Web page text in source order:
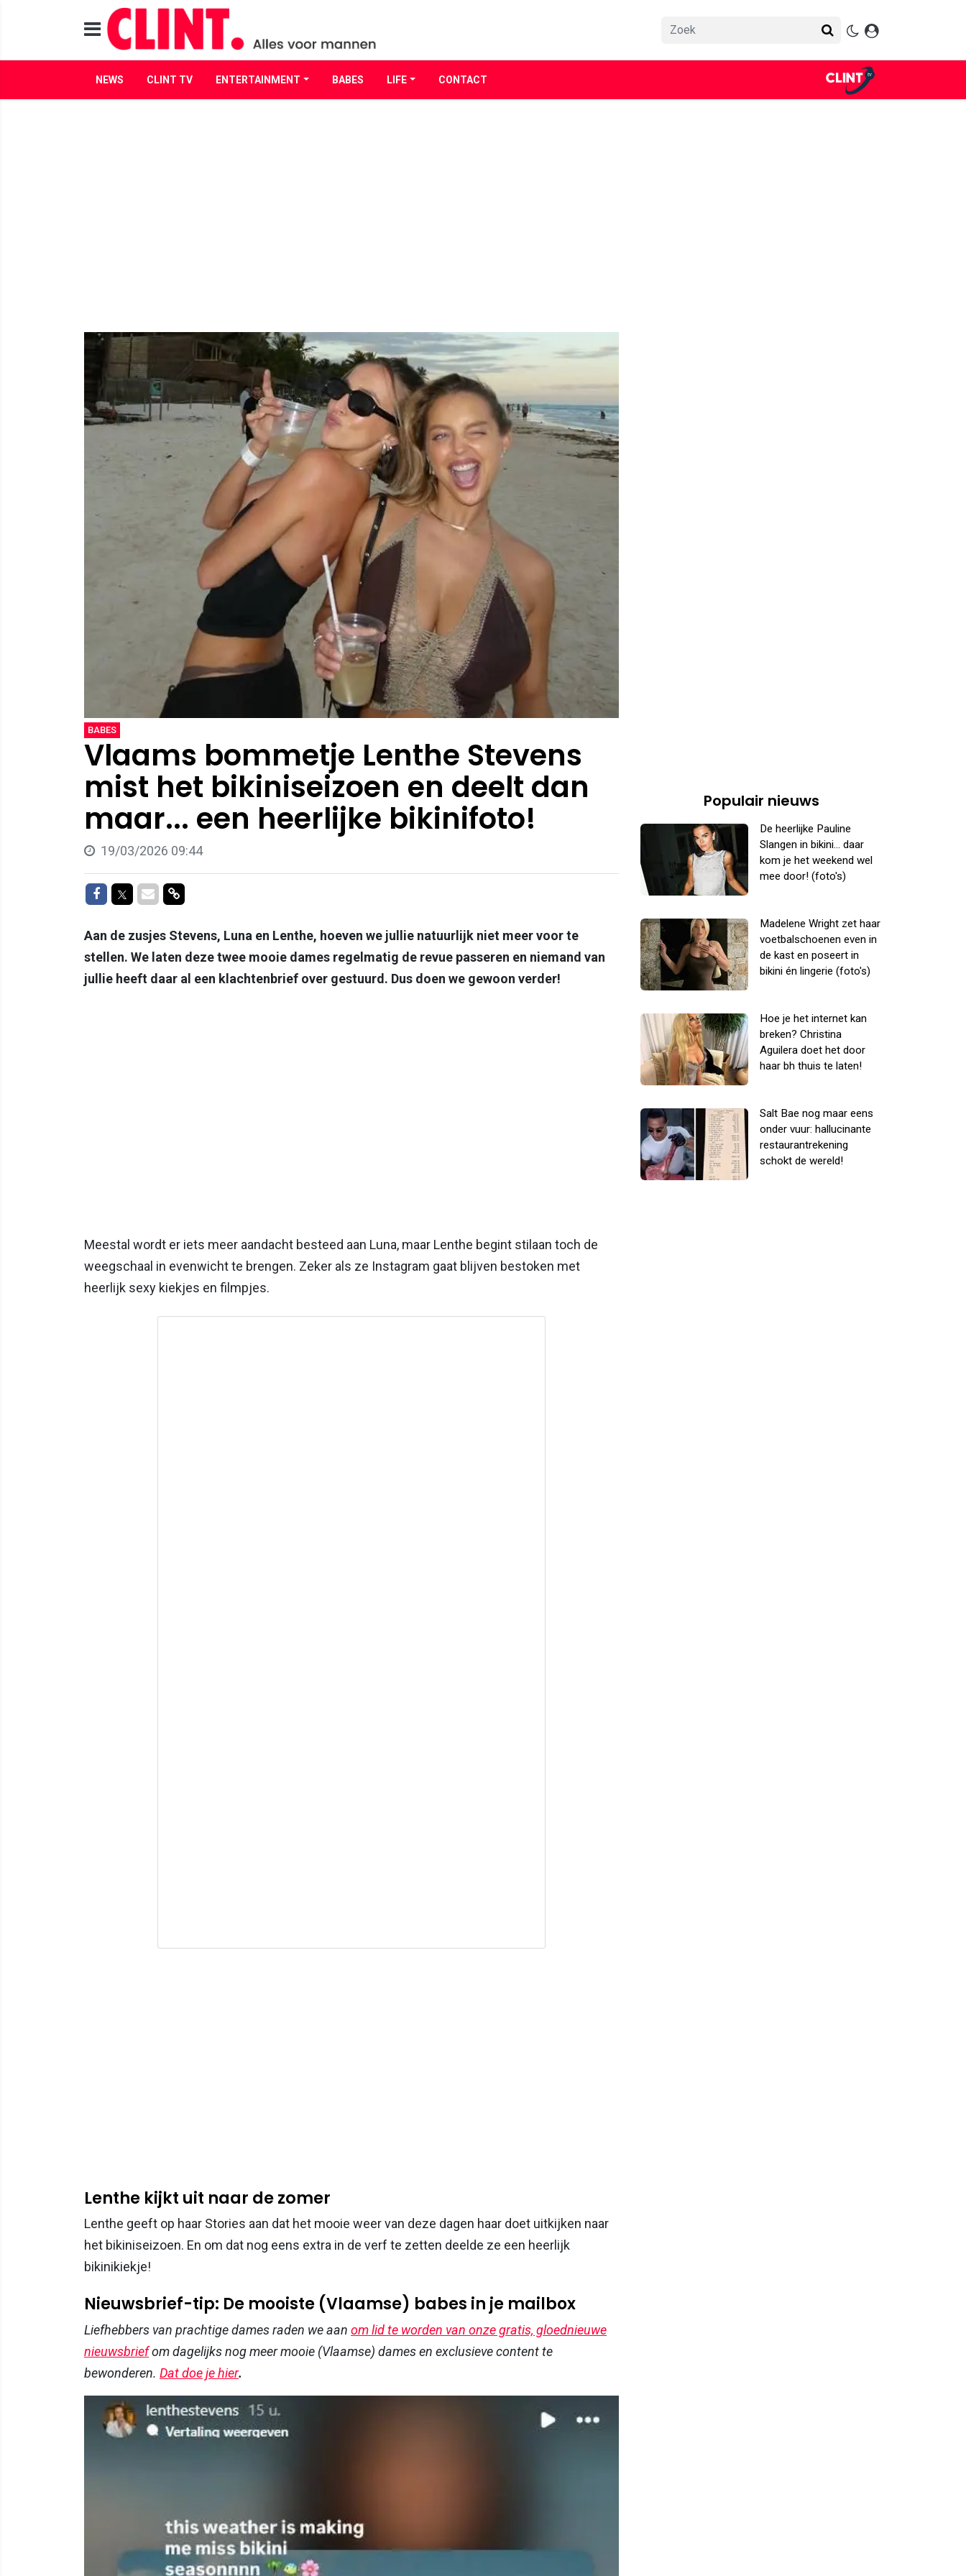
NEWS CLINT TV ENTERTAINMENT BABES LIFE CONTACT
BABES
Vlaams bommetje Lenthe Stevens
mist het bikiniseizoen en deelt dan
maar... een heerlijke bikinifoto!
19/03/2026 09:44
Delen op Facebook
Delen op Twitter
Delen via Mail
Delen via link
Aan de zusjes Stevens, Luna en Lenthe, hoeven we jullie natuurlijk niet meer voor te
stellen. We laten deze twee mooie dames regelmatig de revue passeren en niemand van
jullie heeft daar al een klachtenbrief over gestuurd. Dus doen we gewoon verder!
Meestal wordt er iets meer aandacht besteed aan Luna, maar Lenthe begint stilaan toch de
weegschaal in evenwicht te brengen. Zeker als ze Instagram gaat blijven bestoken met
heerlijk sexy kiekjes en filmpjes.
Lenthe kijkt uit naar de zomer
Lenthe geeft op haar Stories aan dat het mooie weer van deze dagen haar doet uitkijken naar
het bikiniseizoen. En om dat nog eens extra in de verf te zetten deelde ze een heerlijk
bikinikiekje!
Nieuwsbrief-tip: De mooiste (Vlaamse) babes in je mailbox
Liefhebbers van prachtige dames raden we aan om lid te worden van onze gratis, gloednieuwe
nieuwsbriefom dagelijks nog meer mooie (Vlaamse) dames en exclusieve content te
bewonderen. Dat doe je hier.
Populair nieuws
De heerlijke Pauline
Slangen in bikini... daar
kom je het weekend wel
mee door! (foto's)
Madelene Wright zet haar
voetbalschoenen even in
de kast en poseert in
bikini én lingerie (foto's)
Hoe je het internet kan
breken? Christina
Aguilera doet het door
haar bh thuis te laten!
Salt Bae nog maar eens
onder vuur: hallucinante
restaurantrekening
schokt de wereld!